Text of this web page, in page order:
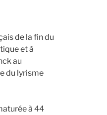
de la fin du
et à
au
du lyrisme
à 44